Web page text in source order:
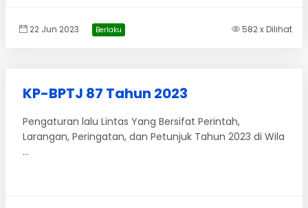
22 Jun 2023 Berlaku 582 x Dilihat
KP-BPTJ 87 Tahun 2023
Pengaturan lalu Lintas Yang Bersifat Perintah,
Larangan, Peringatan, dan Petunjuk Tahun 2023 di Wila
...